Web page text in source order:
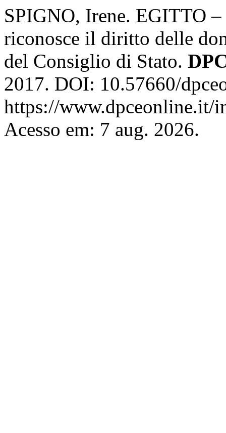
SPIGNO, Irene. EGITTO
riconosce il diritto delle
del Consiglio di Stato.
2017. DOI: 10.57660/
https://www.dpceonline.it/
Acesso em: 7 aug. 2026.